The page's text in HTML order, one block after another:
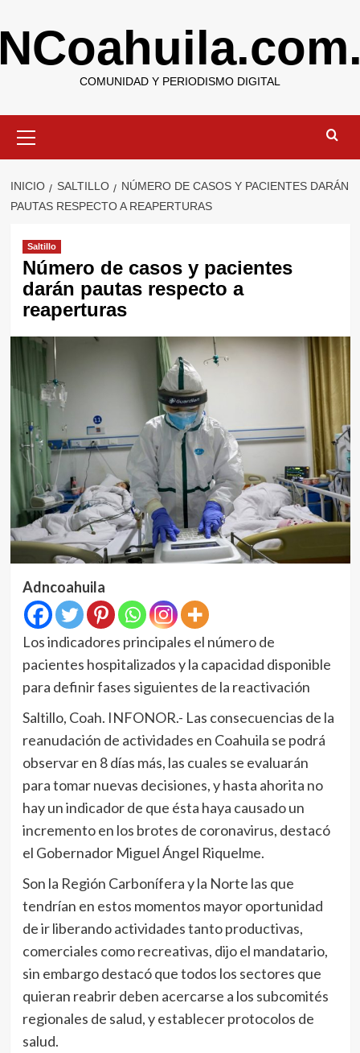
al
contenido
COMUNIDAD Y PERIODISMO DIGITAL
primario
INICIO SALTILLO
NÚMERO DE CASOS Y PACIENTES DARÁN
PAUTAS RESPECTO A REAPERTURAS
Saltillo
Número de casos y pacientes
darán pautas respecto a
reaperturas
Adncoahuila
Los indicadores principales el número de
pacientes hospitalizados y la capacidad disponible
para definir fases siguientes de la reactivación
Saltillo, Coah. INFONOR.- Las consecuencias de la
reanudación de actividades en Coahuila se podrá
observar en 8 días más, las cuales se evaluarán
para tomar nuevas decisiones, y hasta ahorita no
hay un indicador de que ésta haya causado un
incremento en los brotes de coronavirus, destacó
el Gobernador Miguel Ángel Riquelme.
Son la Región Carbonífera y la Norte las que
tendrían en estos momentos mayor oportunidad
de ir liberando actividades tanto productivas,
comerciales como recreativas, dijo el mandatario,
sin embargo destacó que todos los sectores que
quieran reabrir deben acercarse a los subcomités
regionales de salud, y establecer protocolos de
salud.